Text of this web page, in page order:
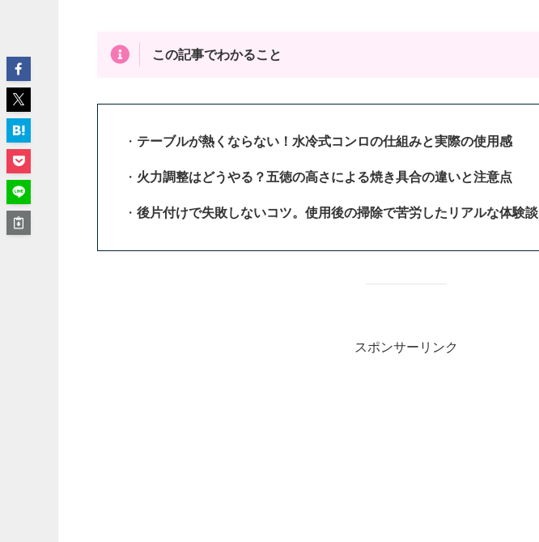
この記事でわかること
・ テーブルが熱くならない！水冷式コンロの仕組みと実際の使用感
・ 火力調整はどうやる？五徳の高さによる焼き具合の違いと注意点
・ 後片付けで失敗しないコツ。使用後の掃除で苦労したリアルな体験談
スポンサーリンク